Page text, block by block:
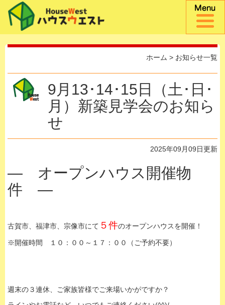
ホーム > お知らせ一覧
9月13･14･15日（土･日･
月）新築見学会のお知ら
せ
2025年09月09日更新
— オープンハウス開催物
件 —
古賀市、福津市、宗像市にて ５件のオープンハウスを開催！
※開催時間 １０：００～１７：００（ご予約不要）
週末の３連休、ご家族皆様でご来場いかがですか？